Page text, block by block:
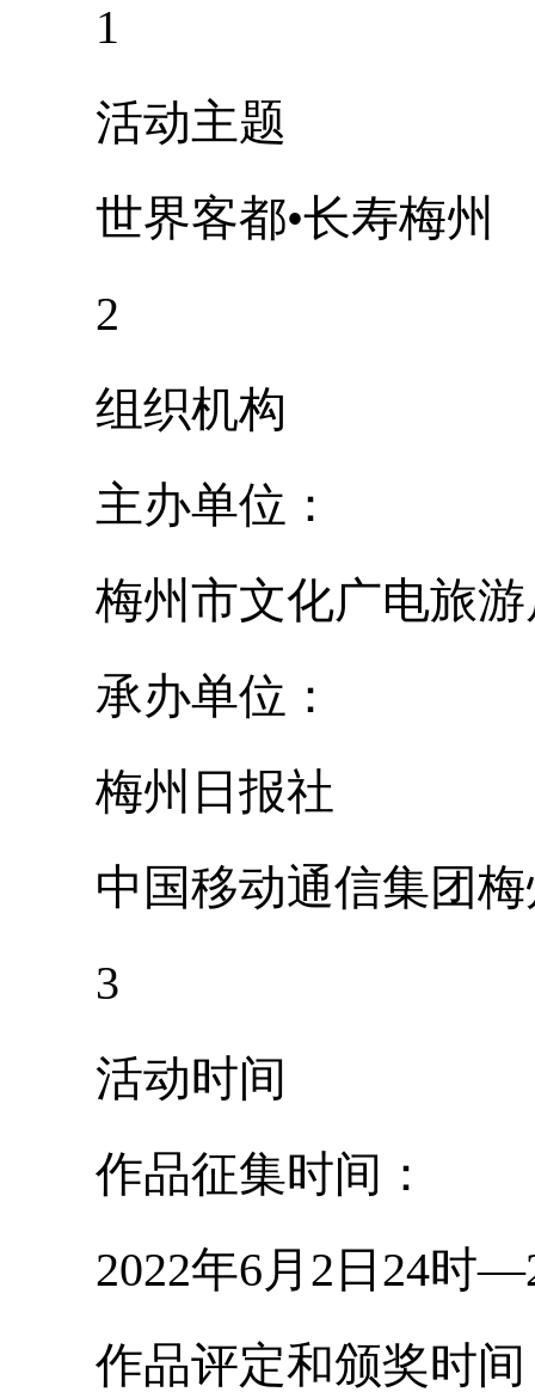
1
活动主题
世界客都•长寿梅州
2
组织机构
主办单位：
梅州市文化广电旅游
承办单位：
梅州日报社
中国移动通信集团梅
3
活动时间
作品征集时间：
2022年6月2日24时
作品评定和颁奖时间